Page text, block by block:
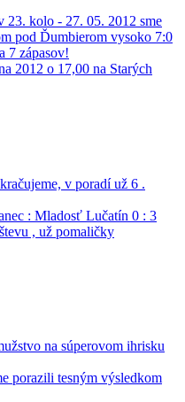
kolo - 27. 05. 2012 sme
pod Ďumbierom vysoko 7:0
7 zápasov!
2012 o 17,00 na Starých
v poradí už 6 .
: Mladosť Lučatín 0 : 3
, už pomaličky
na súperovom ihrisku
porazili tesným výsledkom